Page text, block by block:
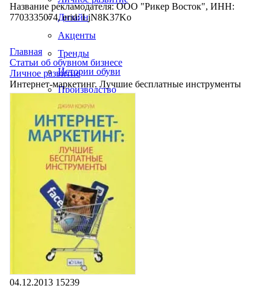
Дизайн
Акценты
Тренды
Истории обуви
Производство
Название рекламодателя: ООО "Рикер Восток", ИНН:
7703335074, erid: LjN8K37Ko
Главная
Статьи об обувном бизнесе
Личное развитие
Интернет-маркетинг. Лучшие бесплатные инструменты
04.12.2013 15239